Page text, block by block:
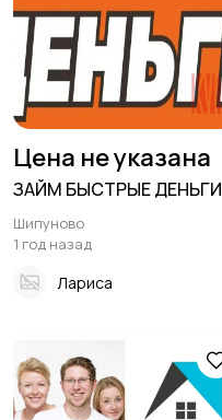
Цена не указана
ЗАЙМ БЫСТРЫЕ ДЕНЬГИ
Шипуново
1 год назад
Лариса